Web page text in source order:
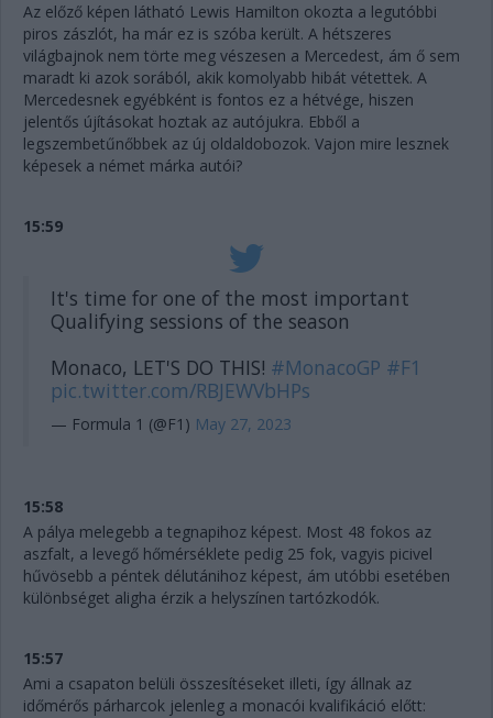
Az előző képen látható Lewis Hamilton okozta a legutóbbi
piros zászlót, ha már ez is szóba került. A hétszeres
világbajnok nem törte meg vészesen a Mercedest, ám ő sem
maradt ki azok sorából, akik komolyabb hibát vétettek. A
Mercedesnek egyébként is fontos ez a hétvége, hiszen
jelentős újításokat hoztak az autójukra. Ebből a
legszembetűnőbbek az új oldaldobozok. Vajon mire lesznek
képesek a német márka autói?
15:59
It's time for one of the most important
Qualifying sessions of the season
Monaco, LET'S DO THIS! #MonacoGP #F1
pic.twitter.com/RBJEWVbHPs
— Formula 1 (@F1) May 27, 2023
15:58
A pálya melegebb a tegnapihoz képest. Most 48 fokos az
aszfalt, a levegő hőmérséklete pedig 25 fok, vagyis picivel
hűvösebb a péntek délutánihoz képest, ám utóbbi esetében
különbséget aligha érzik a helyszínen tartózkodók.
15:57
Ami a csapaton belüli összesítéseket illeti, így állnak az
időmérős párharcok jelenleg a monacói kvalifikáció előtt: